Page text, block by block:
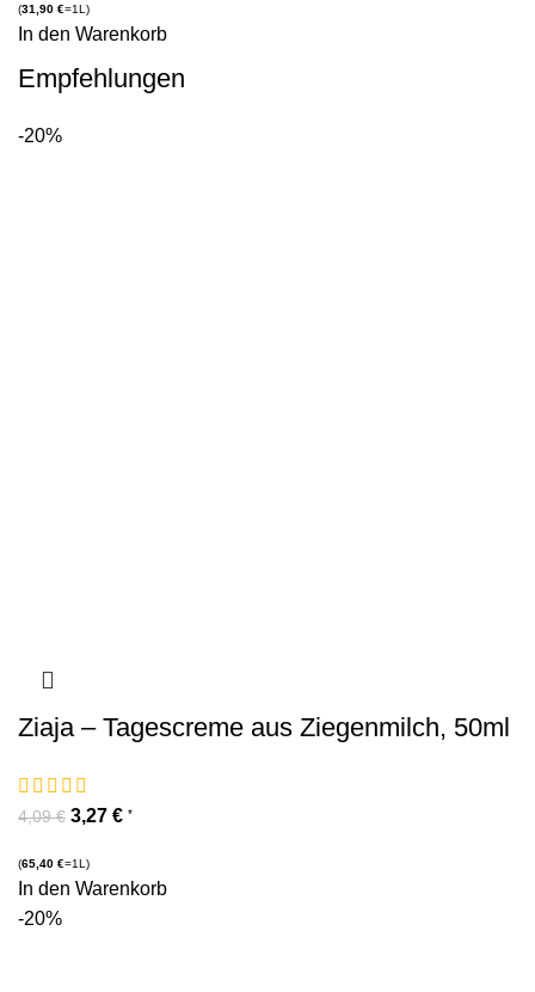
(31,90 €=1L)
In den Warenkorb
Empfehlungen
-20%
Ziaja – Tagescreme aus Ziegenmilch, 50ml
4,09€ 3,27 € *
(65,40 €=1L)
In den Warenkorb
-20%